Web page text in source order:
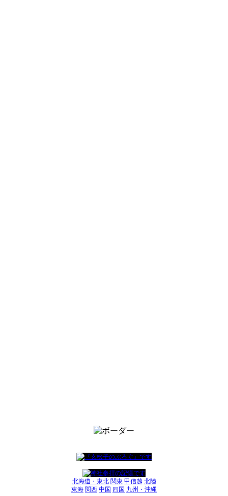
北海道・東北 関東 甲信越 北陸
東海 関西 中国 四国 九州・沖縄